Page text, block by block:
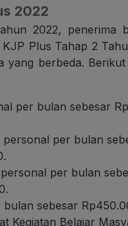
2022
2022, penerima
Plus Tahap 2
yang berbeda.
per bulan sebesar
per bulan
per bulan
sebesar
Kegiatan Belajar